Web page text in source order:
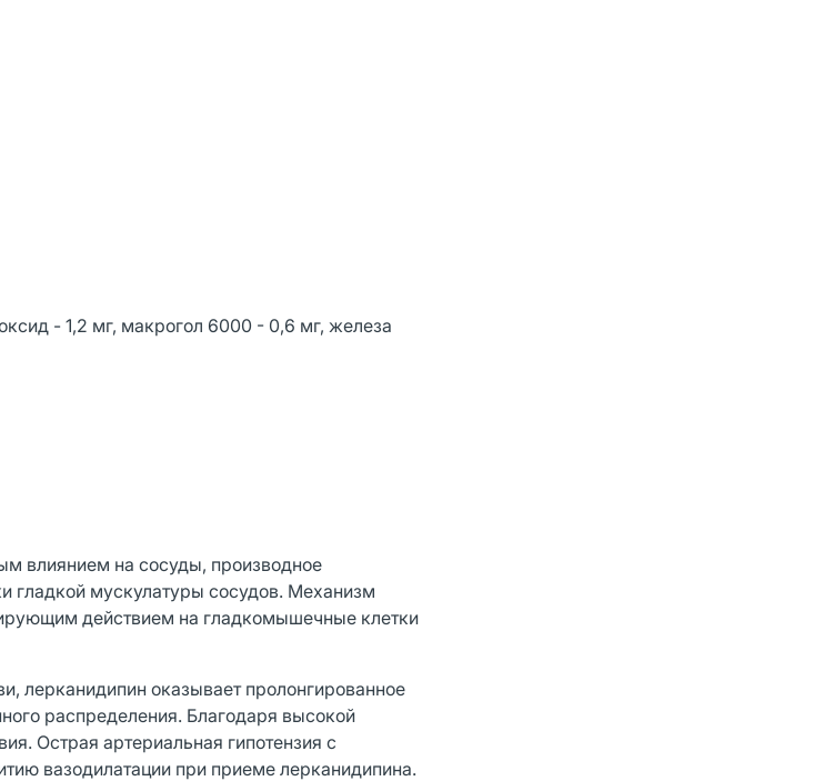
- 1,2 мг, макрогол 6000 - 0,6 мг, железа
влиянием на сосуды, производное
гладкой мускулатуры сосудов. Механизм
действием на гладкомышечные клетки
лерканидипин оказывает пролонгированное
распределения. Благодаря высокой
Острая артериальная гипотензия с
вазодилатации при приеме лерканидипина.